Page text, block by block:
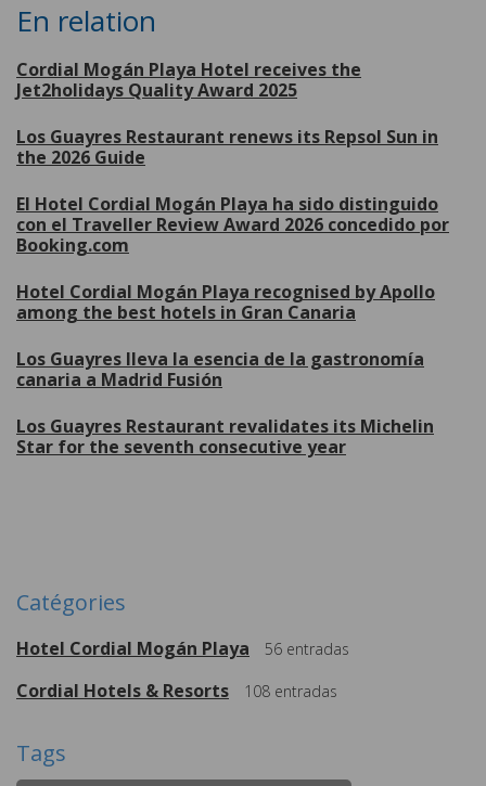
En relation
Cordial Mogán Playa Hotel receives the
Jet2holidays Quality Award 2025
Los Guayres Restaurant renews its Repsol Sun in
the 2026 Guide
El Hotel Cordial Mogán Playa ha sido distinguido
con el Traveller Review Award 2026 concedido por
Booking.com
Hotel Cordial Mogán Playa recognised by Apollo
among the best hotels in Gran Canaria
Los Guayres lleva la esencia de la gastronomía
canaria a Madrid Fusión
Los Guayres Restaurant revalidates its Michelin
Star for the seventh consecutive year
Catégories
Hotel Cordial Mogán Playa 56 entradas
Cordial Hotels & Resorts 108 entradas
Tags